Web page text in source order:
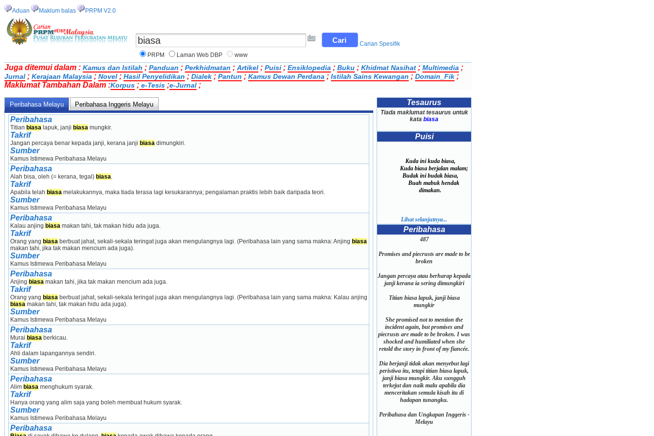
Aduan Maklum balas PRPM V2.0
Carian Spesifik
PRPM
Laman Web DBP www
Juga ditemui dalam : Kamus dan Istilah ; Panduan ; Perkhidmatan ; Artikel ; Puisi ; Ensiklopedia ; Buku ; Khidmat Nasihat ; Multimedia ;
Jurnal ; Kerajaan Malaysia ; Novel ; Hasil Penyelidikan ; Dialek ; Pantun ; Kamus Dewan Perdana ; Istilah Sains Kewangan ; Domain_Fik ;
Maklumat Tambahan Dalam :Korpus ; e-Tesis ;e-Jurnal ;
Peribahasa Melayu Peribahasa Inggeris Melayu
Peribahasa
Titian biasa lapuk, janji biasa mungkir.
Takrif
Jangan percaya benar kepada janji, kerana janji biasa dimungkiri.
Sumber
Kamus Istimewa Peribahasa Melayu
Peribahasa
Alah bisa, oleh (= kerana, tegal) biasa.
Takrif
Apabila telah biasa melakukannya, maka tiada terasa lagi kesukarannya; pengalaman praktis lebih baik daripada teori.
Sumber
Kamus Istimewa Peribahasa Melayu
Peribahasa
Kalau anjing biasa makan tahi, tak makan hidu ada juga.
Takrif
Orang yang biasa berbuat jahat, sekali-sekala teringat juga akan mengulangnya lagi. (Peribahasa lain yang sama makna: Anjing biasa
makan tahi, jika tak makan mencium ada juga).
Sumber
Kamus Istimewa Peribahasa Melayu
Peribahasa
Anjing biasa makan tahi, jika tak makan mencium ada juga.
Takrif
Orang yang biasa
biasa makan tahi, tak makan hidu ada juga).
Sumber
Kamus Istimewa Peribahasa Melayu
Peribahasa
Murai biasa berkicau.
Takrif
Ahli dalam lapangannya sendiri.
Sumber
Kamus Istimewa Peribahasa Melayu
Peribahasa
Alim biasa menghukum syarak.
Takrif
Hanya orang yang alim saja yang boleh membuat hukum syarak.
Sumber
Kamus Istimewa Peribahasa Melayu
Peribahasa
Tesaurus
Tiada maklumat tesaurus untuk
kata biasa
Puisi
Kuda ini kuda biasa,
Kuda biasa berjalan malam;
Budak ini budak biasa,
Buah mabuk hendak
dimakan.
Lihat selanjutnya...
Peribahasa
487
Promises and piecrusts are made to be
broken
Jangan percaya atau berharap kepada
janji kerana ia sering dimungkiri
Titian biasa lapuk, janji biasa
mungkir
She promised not to mention the
incident again, but promises and
piecrusts are made to be broken. I was
shocked and humiliated when she
retold the story in front of my fiancée.
Dia berjanji tidak akan menyebut lagi
peristiwa itu, tetapi titian biasa lapuk,
janji biasa mungkir. Aku sungguh
terkejut dan naik malu apabila dia
menceritakan semula kisah itu di
hadapan tunangku.
Peribahasa dan Ungkapan Inggeris -
Melayu